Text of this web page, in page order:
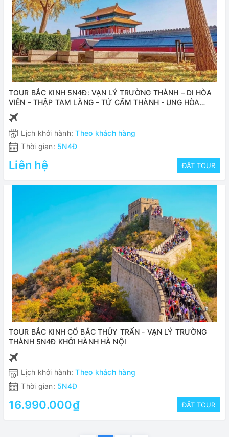
TOUR BẮC KINH 5N4Đ: VẠN LÝ TRƯỜNG THÀNH – DI HÒA
VIÊN – THẬP TAM LĂNG – TỬ CẤM THÀNH - UNG HÒA
CUNG BAY VIETJET
Lịch khởi hành:Theo khách hàng
Thời gian: 5N4Đ
Liên hệ ĐẶT TOUR
TOUR BẮC KINH CỔ BẮC THỦY TRẤN - VẠN LÝ TRƯỜNG
THÀNH 5N4Đ KHỞI HÀNH HÀ NỘI
Lịch khởi hành:Theo khách hàng
Thời gian: 5N4Đ
16.990.000₫ ĐẶT TOUR